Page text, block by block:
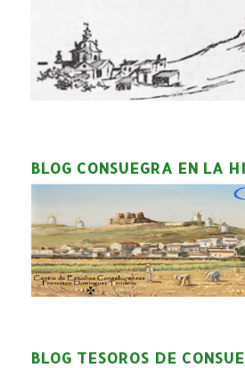
BLOG CONSUEGRA EN LA
BLOG TESOROS DE